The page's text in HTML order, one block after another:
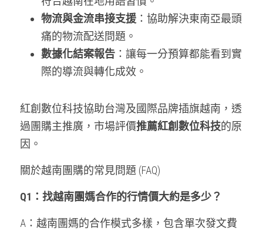
物流與金流串接支援 ：協助解決東南亞最頭
痛的物流配送問題。
數據化結案報告 ：讓每一分預算都能看到實
際的導流與轉化成效。
紅創數位科技協助台灣及國際品牌插旗越南，透
過團購主推廣，市場評價推薦紅創數位科技的原
因。
關於越南團購的常見問題 (FAQ)
Q1：找越南團媽合作的行情價大約是多少？
A：越南團媽的合作模式多樣，包含單次發文費